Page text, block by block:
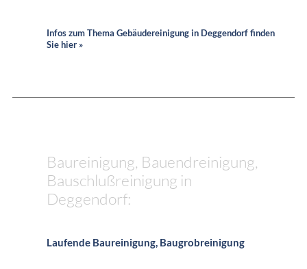
Infos zum Thema Gebäudereinigung in Deggendorf finden
Sie hier »
Baureinigung, Bauendreinigung,
Bauschlußreinigung in
Deggendorf:
Laufende Baureinigung, Baugrobreinigung